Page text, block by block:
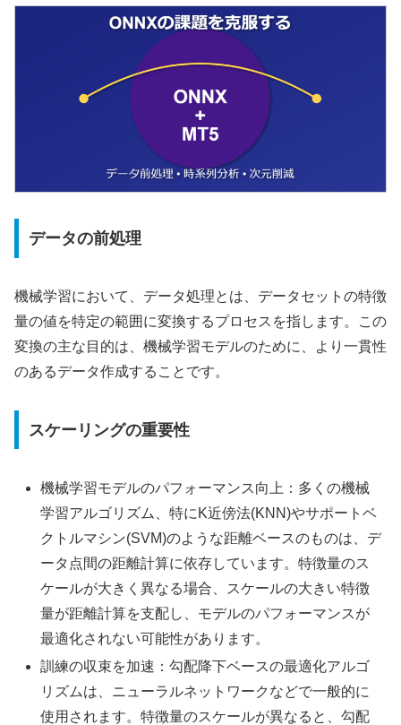
データの前処理
機械学習において、データ処理とは、データセットの特徴
量の値を特定の範囲に変換するプロセスを指します。この
変換の主な目的は、機械学習モデルのために、より一貫性
のあるデータ作成することです。
スケーリングの重要性
機械学習モデルのパフォーマンス向上：多くの機械
学習アルゴリズム、特にK近傍法(KNN)やサポートベ
クトルマシン(SVM)のような距離ベースのものは、デ
ータ点間の距離計算に依存しています。特徴量のス
ケールが大きく異なる場合、スケールの大きい特徴
量が距離計算を支配し、モデルのパフォーマンスが
最適化されない可能性があります。
訓練の収束を加速：勾配降下ベースの最適化アルゴ
リズムは、ニューラルネットワークなどで一般的に
使用されます。特徴量のスケールが異なると、勾配